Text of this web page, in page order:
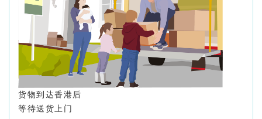
货物到达香港后
等待送货上门